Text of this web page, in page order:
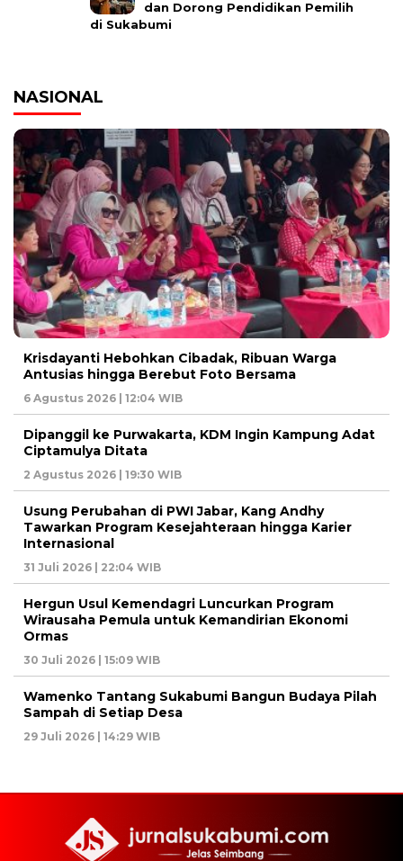
dan Dorong Pendidikan Pemilih
di Sukabumi
NASIONAL
Krisdayanti Hebohkan Cibadak, Ribuan Warga
Antusias hingga Berebut Foto Bersama
6 Agustus 2026 | 12:04 WIB
Dipanggil ke Purwakarta, KDM Ingin Kampung Adat
Ciptamulya Ditata
2 Agustus 2026 | 19:30 WIB
Usung Perubahan di PWI Jabar, Kang Andhy
Tawarkan Program Kesejahteraan hingga Karier
Internasional
31 Juli 2026 | 22:04 WIB
Hergun Usul Kemendagri Luncurkan Program
Wirausaha Pemula untuk Kemandirian Ekonomi
Ormas
30 Juli 2026 | 15:09 WIB
Wamenko Tantang Sukabumi Bangun Budaya Pilah
Sampah di Setiap Desa
29 Juli 2026 | 14:29 WIB